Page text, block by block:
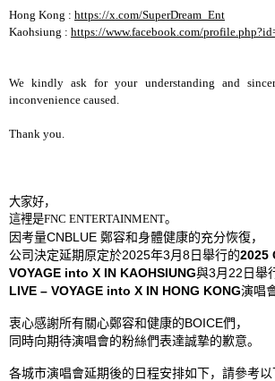
Hong Kong : https://x.com/SuperDream_Ent
Kaohsiung : https://www.facebook.com/
We kindly ask for your understanding and
inconvenience caused.
Thank you.
大家好，
這裡是FNC ENTERTAINMENT。
因考量CNBLUE 鄭容和身體健康的充分恢復，
公司決定延期原定於2025年3月8日 舉行的2025
VOYAGE into X IN KAOHSIUNG與3月 22 日 舉
LIVE – VOYAGE into X IN HONG KONG演唱
衷心感謝所有關心鄭容和健康的BOICE們，
同時向期待演唱會的粉絲們表達誠摯的歉意。
各城市演唱會延期後的日程安排如下，請參考以